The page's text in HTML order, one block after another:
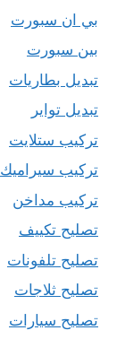
بي ان سبورت
بين سبورت
تبديل بطاريات
تبديل تواير
تركيب ستلايت
تركيب سيراميك
تركيب مداخن
تصليح تكييف
تصليح تلفونات
تصليح ثلاجات
تصليح سيارات